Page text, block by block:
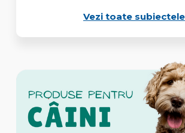
Vezi toate subiectele